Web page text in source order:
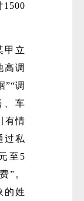
1500
甲立
高调
”“调
、车
有情
过私
至5
”。
的姓